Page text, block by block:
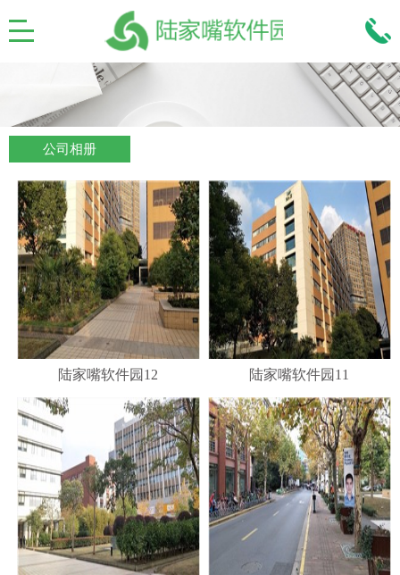
公司相册
陆家嘴软件园12 陆家嘴软件园11